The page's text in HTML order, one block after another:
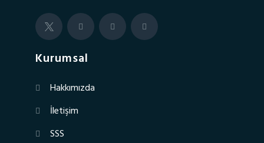
Kurumsal
Hakkımızda
İletişim
SSS